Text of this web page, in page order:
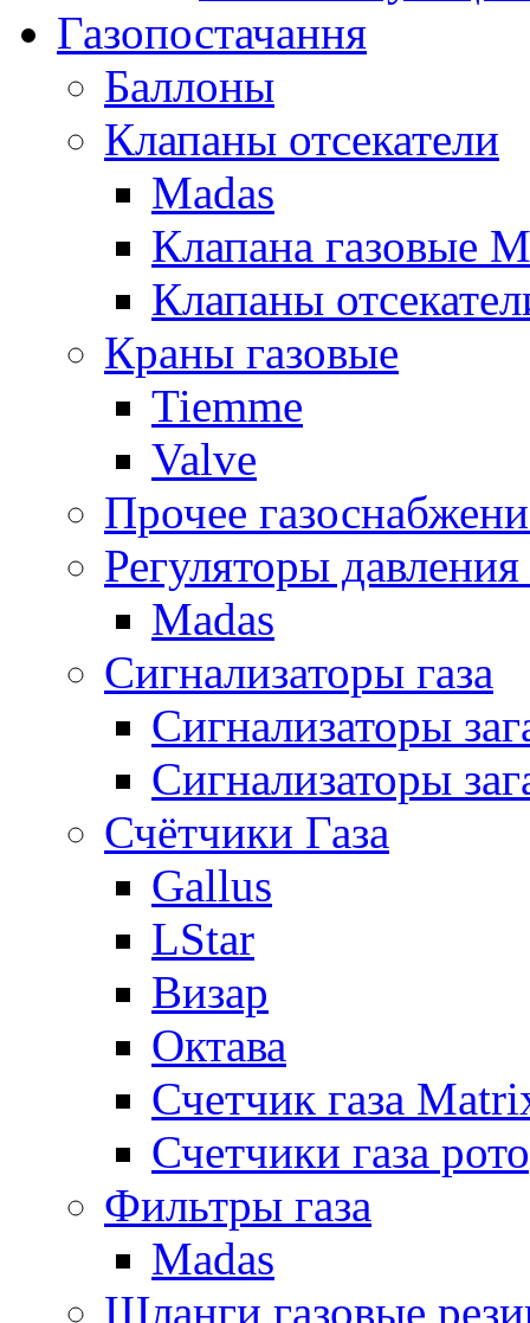
Газопостачання
Баллоны
Клапаны отсекатели
Madas
Клапана газовые
Клапаны
Краны газовые
Tiemme
Valve
Прочее
Регуляторы давления
Madas
Сигнализаторы газа
Сигнализаторы
Сигнализаторы
Счётчики Газа
Gallus
LStar
Визар
Октава
Счетчик газа
Счетчики газа
Фильтры газа
Madas
Шланги газовые